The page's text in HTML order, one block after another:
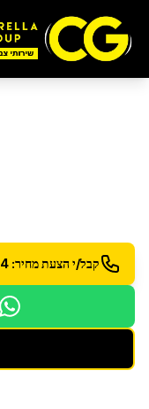
קבל/י הצעת מחיר: 054-742-5434